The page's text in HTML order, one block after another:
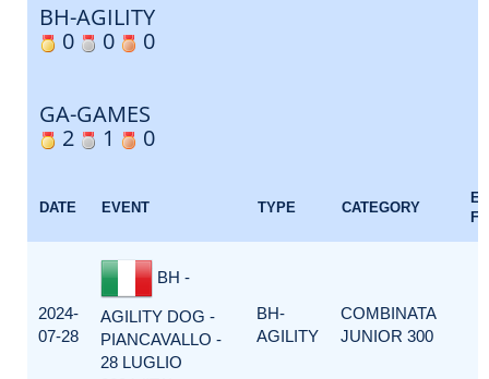
BH-AGILITY
0
0 0
GA-GAMES
2
1 0
DATE EVENT TYPE CATEGORY
2024-
07-28
BH -
AGILITY DOG -
PIANCAVALLO -
28 LUGLIO
BH-
AGILITY
COMBINATA
JUNIOR 300